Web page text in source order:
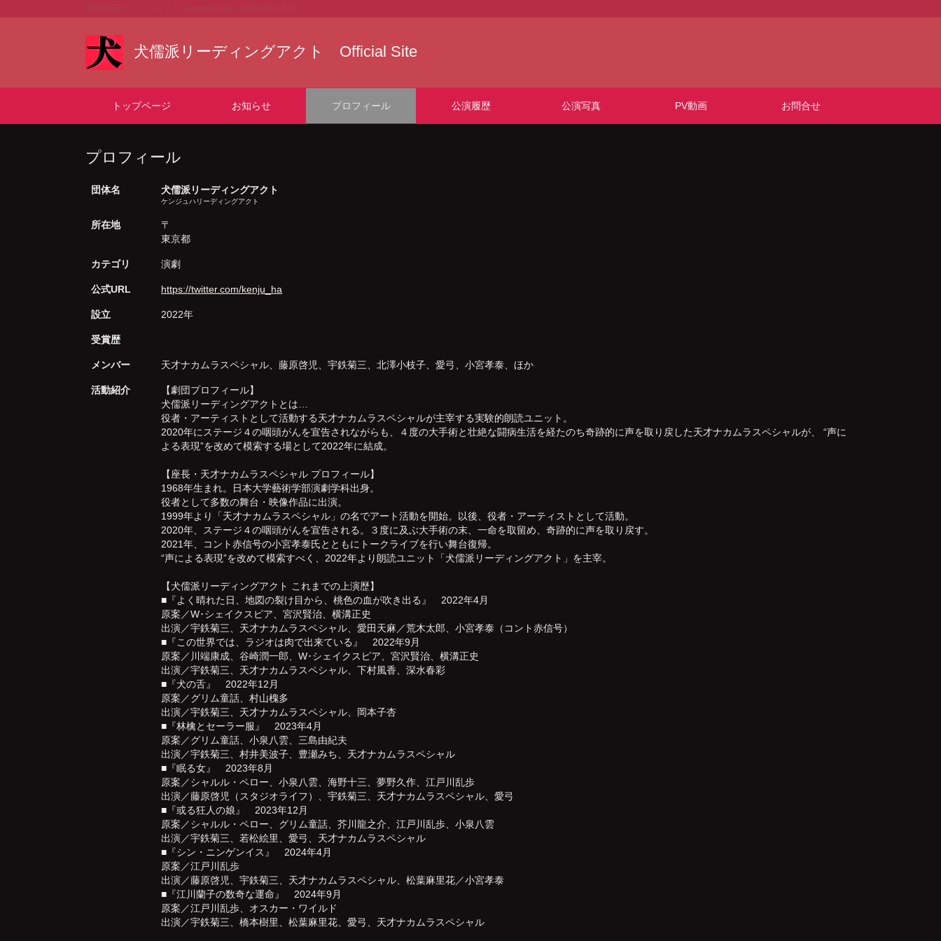
犬儒派リーディングアクト Official Site
トップページ お知らせ プロフィール 公演履歴 公演写真 PV動画 お問合せ
プロフィール
団体名 犬儒派リーディングアクト
ケンジュハリーディングアクト
所在地
〒
東京都
カテゴリ 演劇
公式URL https://twitter.com/kenju_ha
設立 2022年
受賞歴
メンバー 天才ナカムラスペシャル、藤原啓児、宇鉄菊三、北澤小枝子、愛弓、小宮孝泰、ほか
活動紹介
【劇団プロフィール】
犬儒派リーディングアクトとは…
役者・アーティストとして活動する天才ナカムラスペシャルが主宰する実験的朗読ユニット。
2020年にステージ４の咽頭がんを宣告されながらも、４度の大手術と壮絶な闘病生活を経たのち奇跡的に声を取り戻した天才ナカムラスペシャルが、 “声に
よる表現”を改めて模索する場として2022年に結成。
【座長・天才ナカムラスペシャル プロフィール】
1968年生まれ。日本大学藝術学部演劇学科出身。
役者として多数の舞台・映像作品に出演。
1999年より「天才ナカムラスペシャル」の名でアート活動を開始。以後、役者・アーティストとして活動。
2020年、ステージ４の咽頭がんを宣告される。３度に及ぶ大手術の末、一命を取留め、奇跡的に声を取り戻す。
2021年、コント赤信号の小宮孝泰氏とともにトークライブを行い舞台復帰。
“声による表現”を改めて模索すべく、2022年より朗読ユニット「犬儒派リーディングアクト」を主宰。
【犬儒派リーディングアクト これまでの上演歴】
■『よく晴れた日、地図の裂け目から、桃色の血が吹き出る』 2022年4月
原案／W･シェイクスピア、宮沢賢治、横溝正史
出演／宇鉄菊三、天才ナカムラスペシャル、愛田天麻／荒木太郎、小宮孝泰（コント赤信号）
■『この世界では、ラジオは肉で出来ている』 2022年9月
原案／川端康成、谷崎潤一郎、W･シェイクスピア、宮沢賢治、横溝正史
出演／宇鉄菊三、天才ナカムラスペシャル、下村風香、深水春彩
■『犬の舌』 2022年12月
原案／グリム童話、村山槐多
出演／宇鉄菊三、天才ナカムラスペシャル、岡本子杏
■『林檎とセーラー服』 2023年4月
原案／グリム童話、小泉八雲、三島由紀夫
出演／宇鉄菊三、村井美波子、豊瀬みち、天才ナカムラスペシャル
■『眠る女』 2023年8月
原案／シャルル・ペロー、小泉八雲、海野十三、夢野久作、江戸川乱歩
出演／藤原啓児（スタジオライフ）、宇鉄菊三、天才ナカムラスペシャル、愛弓
■『或る狂人の娘』 2023年12月
原案／シャルル・ペロー、グリム童話、芥川龍之介、江戸川乱歩、小泉八雲
出演／宇鉄菊三、若松絵里、愛弓、天才ナカムラスペシャル
■『シン・ニンゲンイス』 2024年4月
原案／江戸川乱歩
出演／藤原啓児、宇鉄菊三、天才ナカムラスペシャル、松葉麻里花／小宮孝泰
■『江川蘭子の数奇な運命』 2024年9月
原案／江戸川乱歩、オスカー・ワイルド
出演／宇鉄菊三、橋本樹里、松葉麻里花、愛弓、天才ナカムラスペシャル